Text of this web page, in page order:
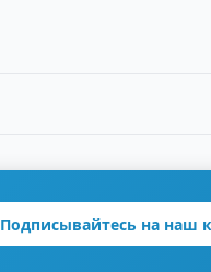
Подписывайтесь на наш